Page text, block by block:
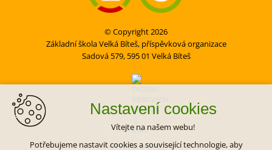
Nastavení cookies
Vítejte na našem webu!
Potřebujeme nastavit cookies a související technologie, aby
© Copyright 2026
Základní škola Velká Bíteš, příspěvková organizace
Sadová 579, 595 01 Velká Bíteš
VYTVOŘIL XART.CZ